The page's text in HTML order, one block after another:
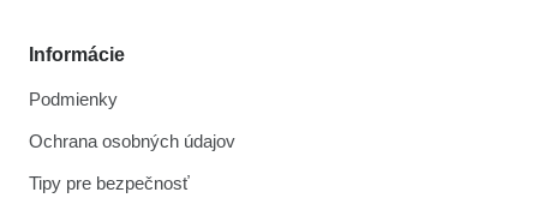
Informácie
Podmienky
Ochrana osobných údajov
Tipy pre bezpečnosť